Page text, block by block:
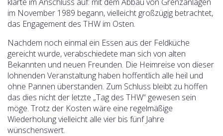
im November 1989 begann, vielleicht großzügig betrachtet,
das Engagement des THW im Osten.
Nachdem noch einmal ein Essen aus der Feldküche
gereicht wurde, verabschiedete man sich von alten
Bekannten und neuen Freunden. Die Heimreise von dieser
lohnenden Veranstaltung haben hoffentlich alle heil und
ohne Pannen überstanden. Zum Schluss bleibt zu hoffen
das dies nicht der letzte „Tag des THW“ gewesen sein
möge. Trotz der Kosten wäre eine regelmäßige
Wiederholung vielleicht alle vier bis fünf Jahre
wünschenswert.